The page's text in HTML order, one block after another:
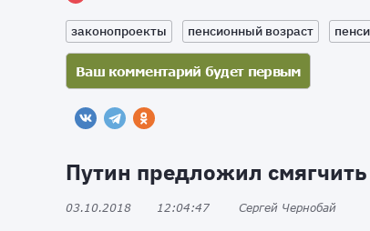
законопроекты пенсионный возраст
Путин предложил
03.10.2018 12:04:47 Сергей Чернобай